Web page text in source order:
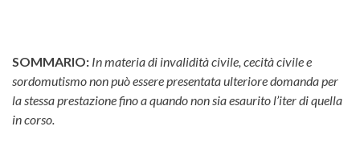
SOMMARIO: In materia di invalidità civile, cecità civile e
sordomutismo non può essere presentata ulteriore domanda per
la stessa prestazione fino a quando non sia esaurito l’iter di quella
in corso.